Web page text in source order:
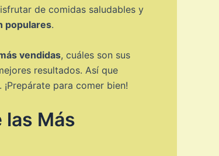
de comidas saludables y
populares.
vendidas, cuáles son sus
resultados. Así que
para comer bien!
las Más